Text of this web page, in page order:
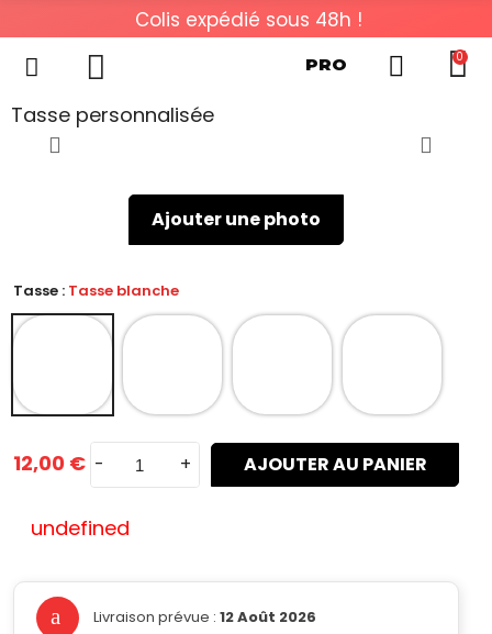
Colis expédié sous 48h !
PRO 0
Tasse personnalisée
Ajouter une photo
Tasse : Tasse blanche
12,00 € - + AJOUTER AU PANIER
undefined
Livraison prévue : 12 Août 2026